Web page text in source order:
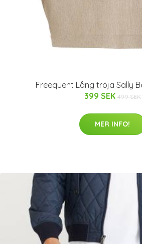
Freequent Lång tröja Sally
399 SEK 499 SEK
MER INFO!